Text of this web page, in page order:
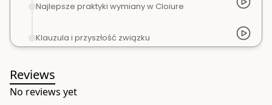
Najlepsze praktyki wymiany w Cloiure
Klauzula i przyszłość związku
Reviews
No reviews yet